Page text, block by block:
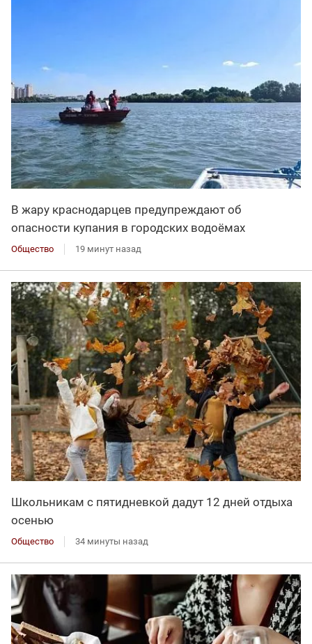
В жару краснодарцев предупреждают об
опасности купания в городских водоёмах
Общество 19 минут назад
Школьникам с пятидневкой дадут 12 дней отдыха
осенью
Общество 34 минуты назад